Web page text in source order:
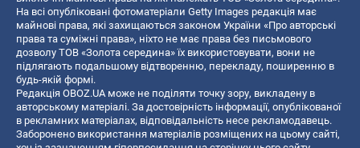
На всі опубліковані фотоматеріали Getty Images редакція має
майнові права, які захищаються законом України «Про авторські
права та суміжні права», ніхто не має права без письмового
дозволу ТОВ «Золота середина» їх використовувати, вони не
підлягають подальшому відтворенню, перекладу, поширенню в
будь-якій формі.
Редакція OBOZ.UA може не поділяти точку зору, викладену в
авторському матеріалі. За достовірність інформації, опублікованої
в рекламних матеріалах, відповідальність несе рекламодавець.
Заборонено використання матеріалів розміщених на цьому сайті,